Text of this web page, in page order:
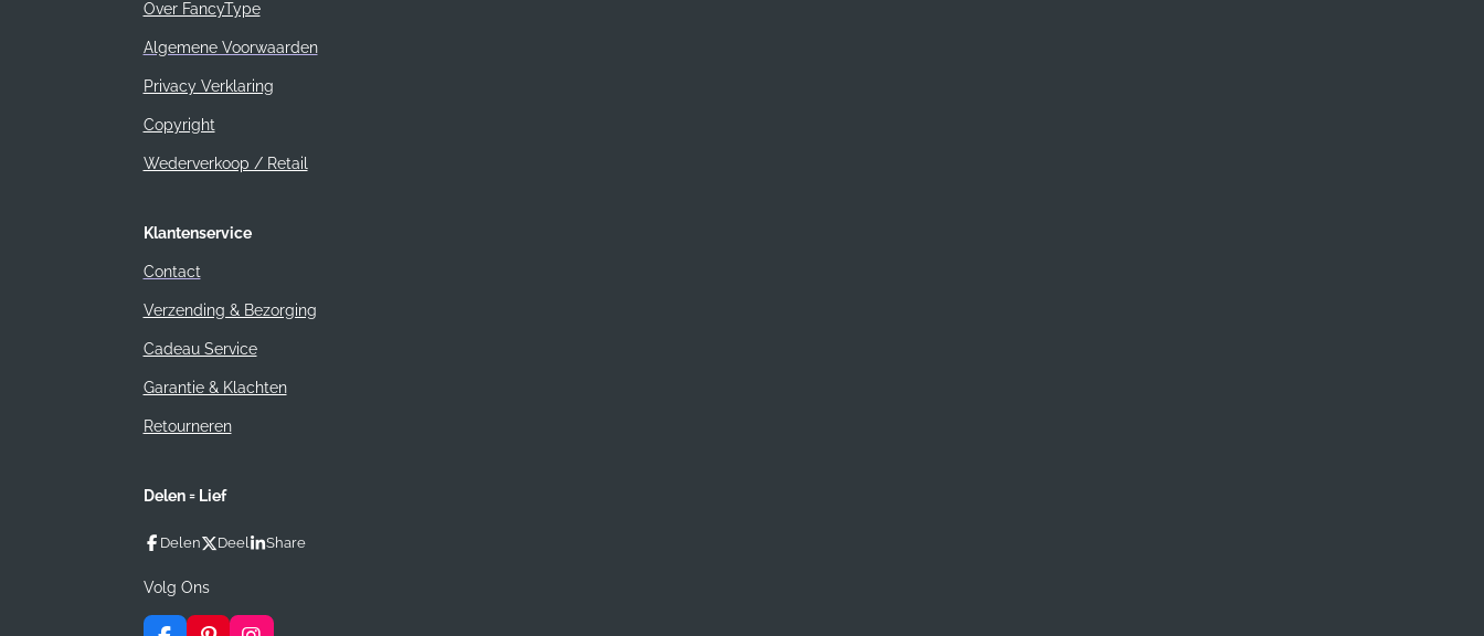
Over FancyType
Algemene Voorwaarden
Privacy Verklaring
Copyright
Wederverkoop / Retail
Klantenservice
Contact
Verzending & Bezorging
Cadeau Service
Garantie & Klachten
Retourneren
Delen = Lief
Delen Deel Share
Volg Ons